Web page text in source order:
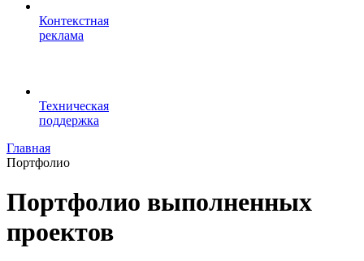
Контекстная
реклама
Техническая
поддержка
Главная
Портфолио
Портфолио выполненных
проектов